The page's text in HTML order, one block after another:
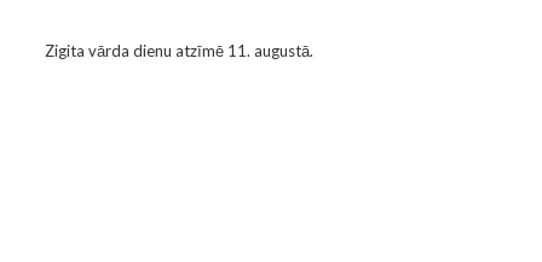
Zigita vārda dienu atzīmē 11. augustā.